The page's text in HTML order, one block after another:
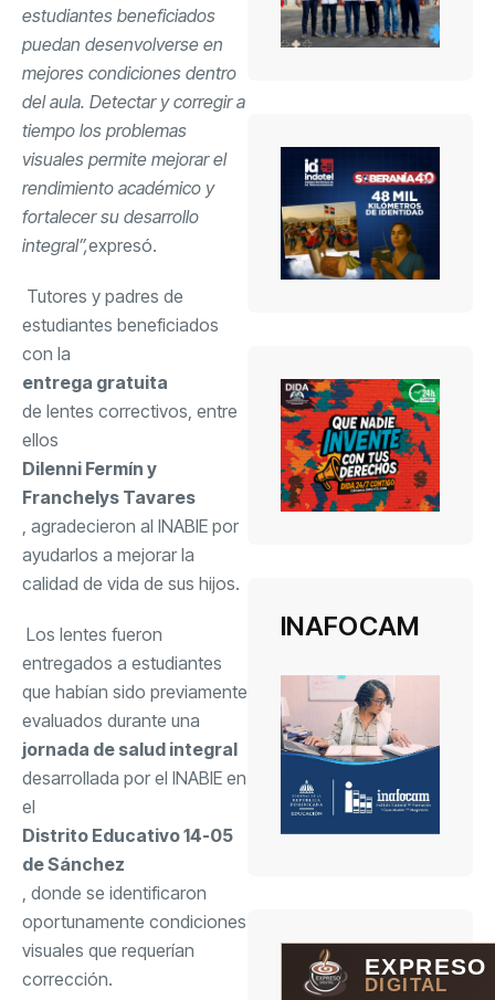
estudiantes beneficiados
puedan desenvolverse en
mejores condiciones dentro
del aula. Detectar y corregir a
tiempo los problemas
visuales permite mejorar el
rendimiento académico y
fortalecer su desarrollo
integral”,expresó.
Tutores y padres de
estudiantes beneficiados
con la
entrega gratuita
de lentes correctivos, entre
ellos
Dilenni Fermín y
Franchelys Tavares
, agradecieron al INABIE por
ayudarlos a mejorar la
calidad de vida de sus hijos.
Los lentes fueron
entregados a estudiantes
que habían sido previamente
evaluados durante una
jornada de salud integral
desarrollada por el INABIE en
el
Distrito Educativo 14-05
de Sánchez
, donde se identificaron
oportunamente condiciones
visuales que requerían
corrección.
INAFOCAM
EXPRESO
DIGITAL